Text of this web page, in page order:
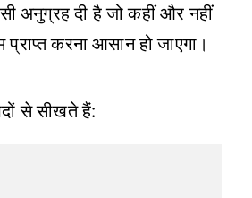
अनुग्रह दी है जो कहीं और नहीं
करना आसान हो जाएगा।
से सीखते हैं: